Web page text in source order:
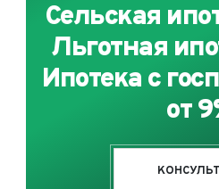
Сельская
Льготная
Ипотека с
от